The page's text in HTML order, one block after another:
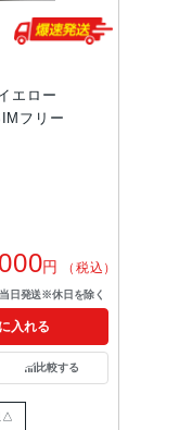
エロー
フリー
円 （税込）
日発送※休日を除く
入れる
比較する
△